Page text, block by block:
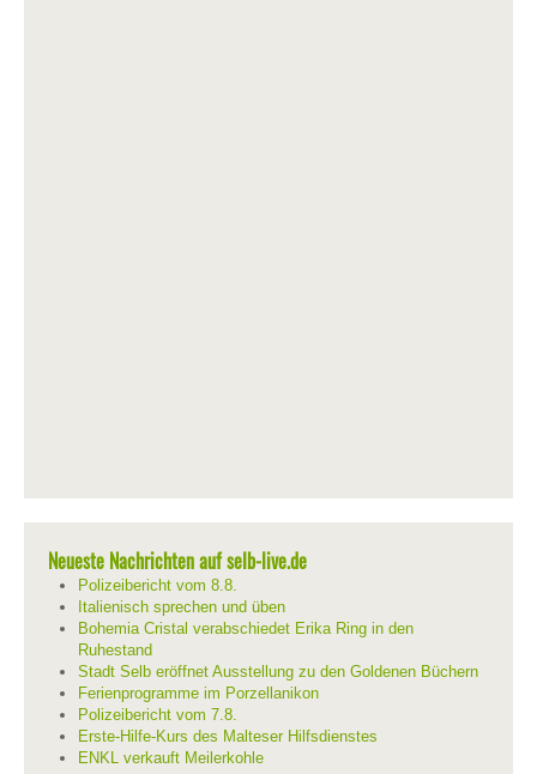
Neueste Nachrichten auf selb-live.de
Polizeibericht vom 8.8.
Italienisch sprechen und üben
Bohemia Cristal verabschiedet Erika Ring in den
Ruhestand
Stadt Selb eröffnet Ausstellung zu den Goldenen Büchern
Ferienprogramme im Porzellanikon
Polizeibericht vom 7.8.
Erste-Hilfe-Kurs des Malteser Hilfsdienstes
ENKL verkauft Meilerkohle